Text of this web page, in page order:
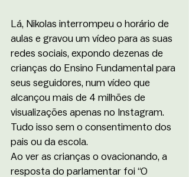
Lá, Nikolas interrompeu o horário de
aulas e gravou um vídeo para as suas
redes sociais, expondo dezenas de
crianças do Ensino Fundamental para
seus seguidores, num vídeo que
alcançou mais de 4 milhões de
visualizações apenas no Instagram.
Tudo isso sem o consentimento dos
pais ou da escola.
Ao ver as crianças o ovacionando, a
resposta do parlamentar foi “O